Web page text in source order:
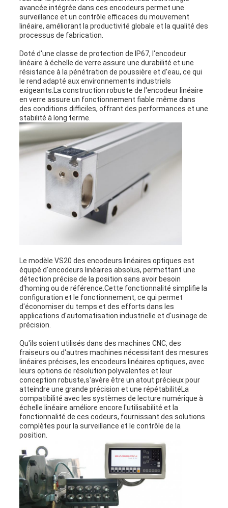
avancée intégrée dans ces encodeurs permet une
surveillance et un contrôle efficaces du mouvement
linéaire, améliorant la productivité globale et la qualité des
processus de fabrication.
Doté d'une classe de protection de IP67, l'encodeur
linéaire à échelle de verre assure une durabilité et une
résistance à la pénétration de poussière et d'eau, ce qui
le rend adapté aux environnements industriels
exigeants.La construction robuste de l'encodeur linéaire
en verre assure un fonctionnement fiable même dans
des conditions difficiles, offrant des performances et une
stabilité à long terme.
Le modèle VS20 des encodeurs linéaires optiques est
équipé d'encodeurs linéaires absolus, permettant une
détection précise de la position sans avoir besoin
d'homing ou de référence.Cette fonctionnalité simplifie la
configuration et le fonctionnement, ce qui permet
d'économiser du temps et des efforts dans les
applications d'automatisation industrielle et d'usinage de
précision.
Qu'ils soient utilisés dans des machines CNC, des
fraiseurs ou d'autres machines nécessitant des mesures
linéaires précises, les encodeurs linéaires optiques, avec
leurs options de résolution polyvalentes et leur
conception robuste,s'avère être un atout précieux pour
atteindre une grande précision et une répétabilitéLa
compatibilité avec les systèmes de lecture numérique à
échelle linéaire améliore encore l'utilisabilité et la
fonctionnalité de ces codeurs, fournissant des solutions
complètes pour la surveillance et le contrôle de la
position.